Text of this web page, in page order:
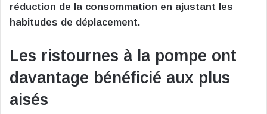
réduction de la consommation en ajustant les
habitudes de déplacement.
Les ristournes à la pompe ont
davantage bénéficié aux plus
aisés